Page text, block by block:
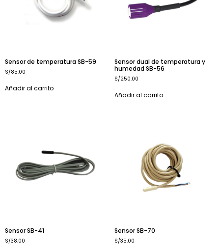
Sensor de temperatura SB-59
S/85.00
Añadir al carrito
Sensor dual de temperatura y
humedad SB-56
S/250.00
Añadir al carrito
Sensor SB-41
S/38.00
Sensor SB-70
S/35.00